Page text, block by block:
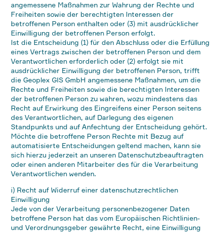
angemessene Maßnahmen zur Wahrung der Rechte und
Freiheiten sowie der berechtigten Interessen der
betroffenen Person enthalten oder (3) mit ausdrücklicher
Einwilligung der betroffenen Person erfolgt.
Ist die Entscheidung (1) für den Abschluss oder die Erfüllung
eines Vertrags zwischen der betroffenen Person und dem
Verantwortlichen erforderlich oder (2) erfolgt sie mit
ausdrücklicher Einwilligung der betroffenen Person, trifft
die Geoplex GIS GmbH angemessene Maßnahmen, um die
Rechte und Freiheiten sowie die berechtigten Interessen
der betroffenen Person zu wahren, wozu mindestens das
Recht auf Erwirkung des Eingreifens einer Person seitens
des Verantwortlichen, auf Darlegung des eigenen
Standpunkts und auf Anfechtung der Entscheidung gehört.
Möchte die betroffene Person Rechte mit Bezug auf
automatisierte Entscheidungen geltend machen, kann sie
sich hierzu jederzeit an unseren Datenschutzbeauftragten
oder einen anderen Mitarbeiter des für die Verarbeitung
Verantwortlichen wenden.
i) Recht auf Widerruf einer datenschutzrechtlichen
Einwilligung
Jede von der Verarbeitung personenbezogener Daten
betroffene Person hat das vom Europäischen Richtlinien-
und Verordnungsgeber gewährte Recht, eine Einwilligung